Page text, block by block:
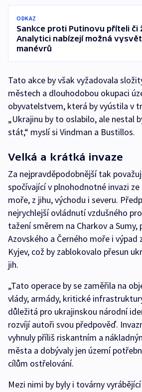
ODKAZ
Sankce proti Putinovu příteli či
Analytici nabízejí možná
manévrů
Tato akce by však vyžadovala
městech a dlouhodobou okupaci
obyvatelstvem, která by vyústila v
„Ukrajinu by to oslabilo, ale nestal
stát,“ myslí si Vindman a Bustillos.
Velká a krátká invaze
Za nejpravděpodobnější tak
spočívající v plnohodnotné invazi ze
moře, z jihu, východu i severu.
nejrychlejší ovládnutí vzdušného
tažení směrem na Charkov a Sumy,
Azovského a Černého moře i výpad
Kyjev, což by zablokovalo přesun
jih.
„Tato operace by se zaměřila na
vlády, armády, kritické
důležitá pro ukrajinskou národní
rozvíjí autoři svou předpověď.
vyhnuly příliš riskantním a
města a dobývaly jen území
cílům ostřelování.
Mezi nimi by byly i továrny